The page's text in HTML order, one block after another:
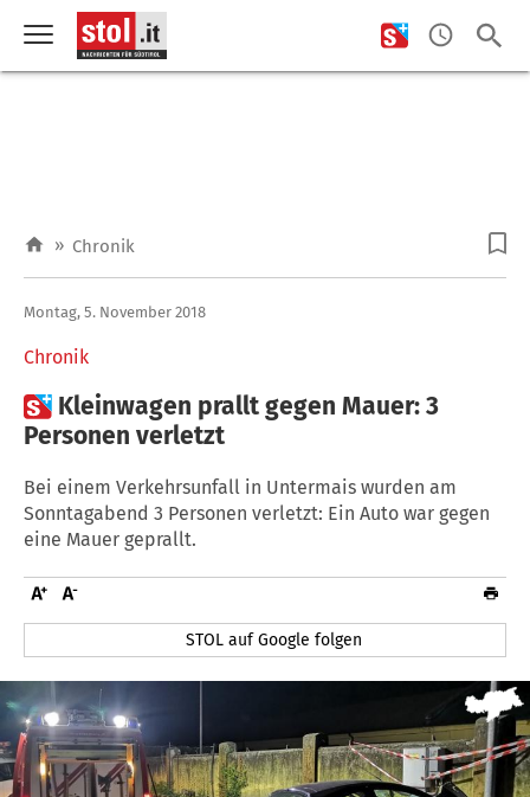
» Chronik
Chronik
Montag, 5. November 2018
 Kleinwagen prallt gegen Mauer: 3
Personen verletzt
Bei einem Verkehrsunfall in Untermais wurden am
Sonntagabend 3 Personen verletzt: Ein Auto war gegen
eine Mauer geprallt.
STOL auf Google folgen